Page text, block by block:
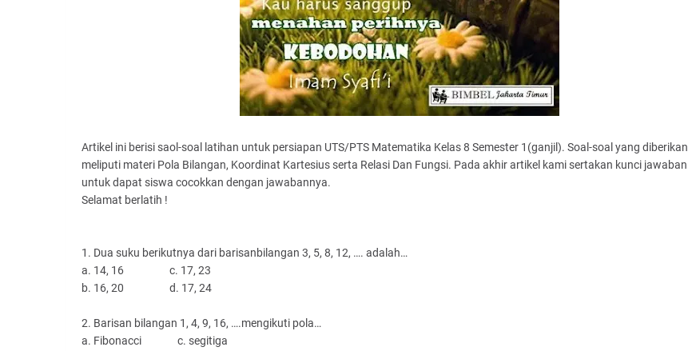
Artikel ini berisi saol-soal latihan untuk persiapan UTS/PTS Matematika Kelas 8 Semester 1(ganjil). Soal-soal yang diberikan
meliputi materi Pola Bilangan, Koordinat Kartesius serta Relasi Dan Fungsi. Pada akhir artikel kami sertakan kunci jawaban
untuk dapat siswa cocokkan dengan jawabannya.
Selamat berlatih !
1. Dua suku berikutnya dari barisanbilangan 3, 5, 8, 12, …. adalah…
a. 14, 16
c. 17, 23
b. 16, 20
d. 17, 24
2. Barisan bilangan 1, 4, 9, 16, ….mengikuti pola…
a. Fibonacci
c. segitiga